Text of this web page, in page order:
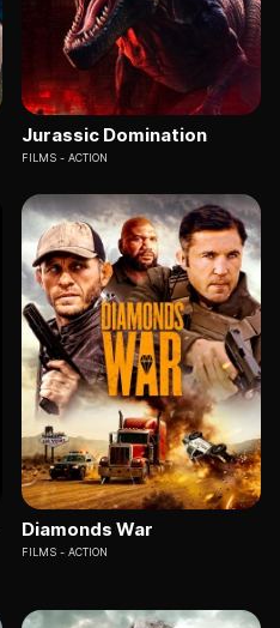
Jurassic Domination
FILMS ACTION
Diamonds War
FILMS ACTION